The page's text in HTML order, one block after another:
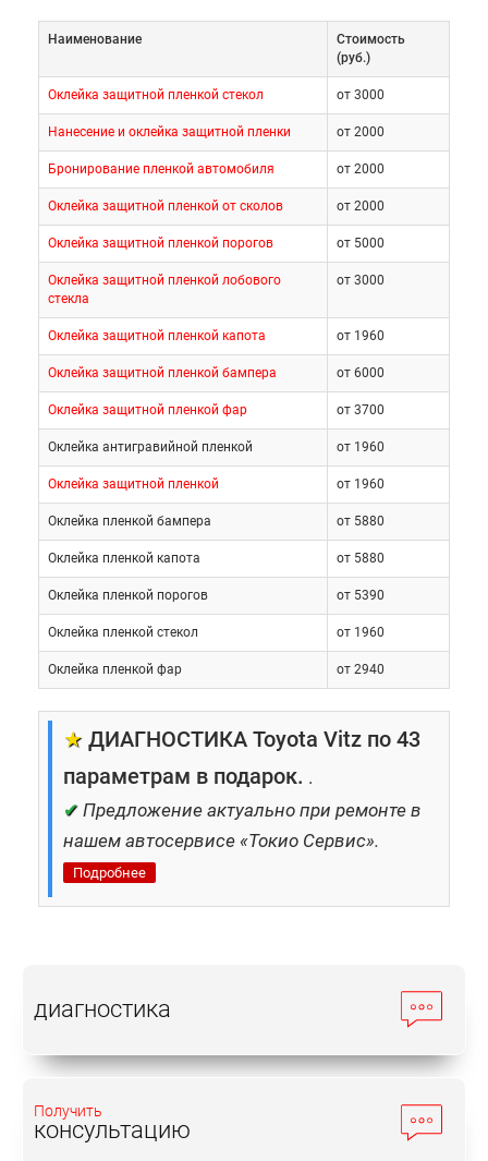
Наименование
Cтоимость
(руб.)
Оклейка защитной пленкой стекол от 3000
Нанесение и оклейка защитной пленки от 2000
Бронирование пленкой автомобиля от 2000
Оклейка защитной пленкой от сколов от 2000
Оклейка защитной пленкой порогов от 5000
Оклейка защитной пленкой лобового
стекла
от 3000
Оклейка защитной пленкой капота от 1960
Оклейка защитной пленкой бампера от 6000
Оклейка защитной пленкой фар от 3700
Оклейка антигравийной пленкой от 1960
Оклейка защитной пленкой от 1960
Оклейка пленкой бампера от 5880
Оклейка пленкой капота от 5880
Оклейка пленкой порогов от 5390
Оклейка пленкой стекол от 1960
Оклейка пленкой фар от 2940
★ ДИАГНОСТИКА Toyota Vitz по 43
параметрам в подарок. .
✔ Предложение актуально при ремонте в
нашем автосервисе «Токио Сервис».
Подробнее
диагностика
Получить
консультацию